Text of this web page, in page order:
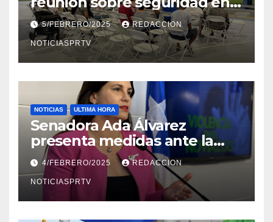
Reparto Metropolitano
5/FEBRERO/2025 REDACCION
NOTICIASPRTV
NOTICIAS ULTIMA HORA
Senadora Ada Álvarez
presenta medidas ante la
violencia en el noviazgo
4/FEBRERO/2025 REDACCION
NOTICIASPRTV